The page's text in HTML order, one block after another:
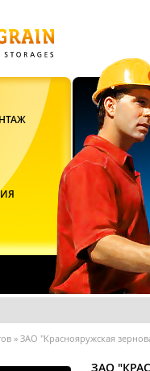
ЗАО
» ЗАО "Краснояружская